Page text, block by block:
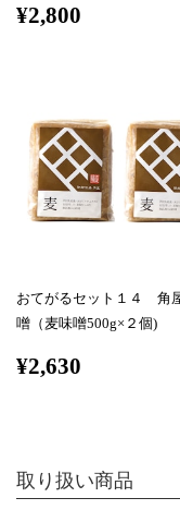
¥2,800
おてがるセット１４ 角
噌（麦味噌500g×２個)
¥2,630
取り扱い商品